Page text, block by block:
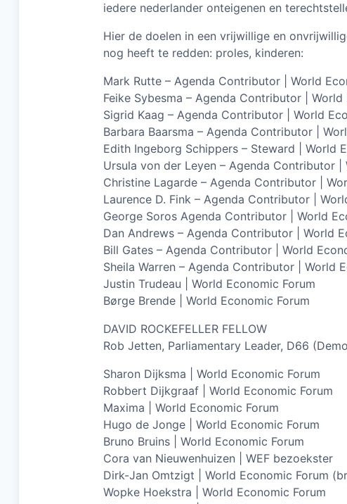
iedere nederlander onteigenen en
Hier de doelen in een vrijwillige en
nog heeft te redden: proles, kinderen:
Mark Rutte – Agenda Contributor | World
Feike Sybesma – Agenda Contributor | World
Sigrid Kaag – Agenda Contributor | World
Barbara Baarsma – Agenda Contributor |
Edith Ingeborg Schippers – Steward | World
Ursula von der Leyen – Agenda Contributor |
Christine Lagarde – Agenda Contributor |
Laurence D. Fink – Agenda Contributor |
George Soros Agenda Contributor | World
Dan Andrews – Agenda Contributor | World
Bill Gates – Agenda Contributor | World
Sheila Warren – Agenda Contributor | World
Justin Trudeau | World Economic Forum
Børge Brende | World Economic Forum
DAVID ROCKEFELLER FELLOW
Rob Jetten, Parliamentary Leader, D66
Sharon Dijksma | World Economic Forum
Robbert Dijkgraaf | World Economic Forum
Maxima | World Economic Forum
Hugo de Jonge | World Economic Forum
Bruno Bruins | World Economic Forum
Cora van Nieuwenhuizen | WEF bezoekster
Dirk-Jan Omtzigt | World Economic Forum
Wopke Hoekstra | World Economic Forum